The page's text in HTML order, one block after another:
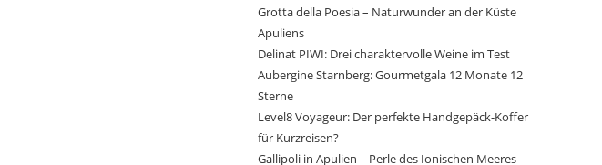
Grotta della Poesia – Naturwunder an der Küste
Apuliens
Delinat PIWI: Drei charaktervolle Weine im Test
Aubergine Starnberg: Gourmetgala 12 Monate 12
Sterne
Level8 Voyageur: Der perfekte Handgepäck-Koffer
für Kurzreisen?
Gallipoli in Apulien – Perle des Ionischen Meeres